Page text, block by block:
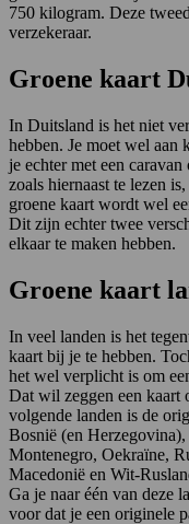
750 kilogram. Deze
verzekeraar.
Groene kaart
In Duitsland is het niet
hebben. Je moet wel aan
je echter met een
zoals hiernaast te lezen
groene kaart wordt wel
Dit zijn echter twee
elkaar te maken hebben.
Groene kaart
In veel landen is het
kaart bij je te hebben.
het wel verplicht is om
Dat wil zeggen een kaart
volgende landen is de
Bosnië (en
Montenegro, Oekraïne,
Macedonië en Wit-
Ga je naar één van deze
voor dat je een originele